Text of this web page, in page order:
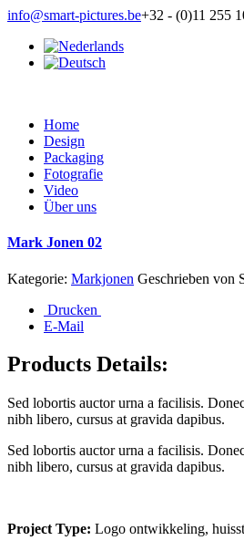
info@smart-pictures.be+32 - (0)11 255
Home
Design
Packaging
Fotografie
Video
Über uns
Mark Jonen 02
Kategorie: Markjonen Geschrieben von
Drucken
E-Mail
Products Details:
Sed lobortis auctor urna a facilisis.
nibh libero, cursus at gravida dapibus.
Sed lobortis auctor urna a facilisis.
nibh libero, cursus at gravida dapibus.
Project Type: Logo ontwikkeling,